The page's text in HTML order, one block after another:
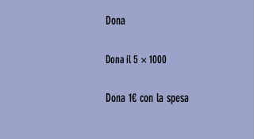
Dona
Dona il 5 × 1000
Dona 1€ con la spesa